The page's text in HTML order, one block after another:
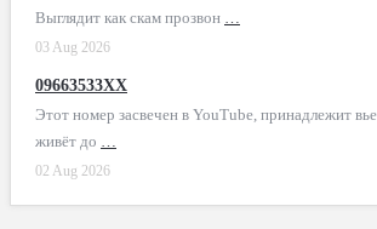
Выглядит как скам прозвон …
03 Aug 2026
09663533XX
Этот номер засвечен в YouTube, принадлежит
живёт до …
02 Aug 2026